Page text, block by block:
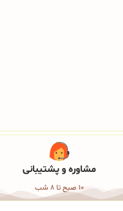
مشاوره و پشتیبانی
10 صبح تا 8 شب